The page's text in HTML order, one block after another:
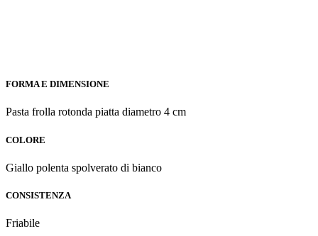
FORMA E DIMENSIONE
Pasta frolla rotonda piatta diametro 4 cm
COLORE
Giallo polenta spolverato di bianco
CONSISTENZA
Friabile